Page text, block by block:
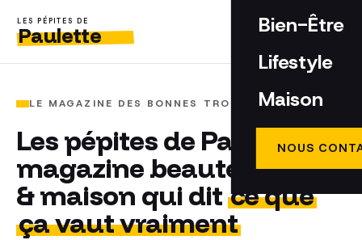
LES PÉPITES DE
Paulette
Bien-Être
Lifestyle
Maison
NOUS
LE MAGAZINE DES BONNES TROUVAILLES
Les pépites de Paulette, le
magazine beauté, mode
& maison qui dit ce que
ça vaut vraiment